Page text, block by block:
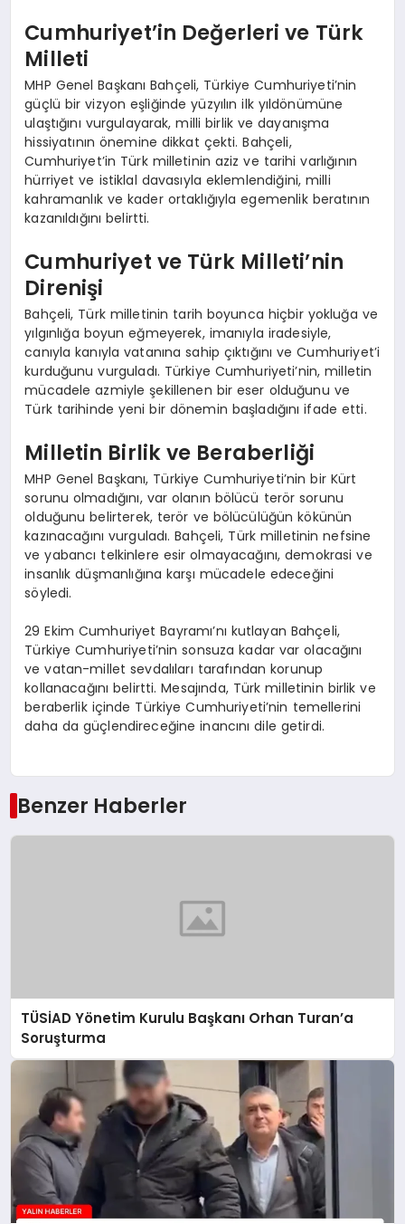
Cumhuriyet’in Değerleri ve Türk
Milleti
MHP Genel Başkanı Bahçeli, Türkiye Cumhuriyeti’nin
güçlü bir vizyon eşliğinde yüzyılın ilk yıldönümüne
ulaştığını vurgulayarak, milli birlik ve dayanışma
hissiyatının önemine dikkat çekti. Bahçeli,
Cumhuriyet’in Türk milletinin aziz ve tarihi varlığının
hürriyet ve istiklal davasıyla eklemlendiğini, milli
kahramanlık ve kader ortaklığıyla egemenlik beratının
kazanıldığını belirtti.
Cumhuriyet ve Türk Milleti’nin
Direnişi
Bahçeli, Türk milletinin tarih boyunca hiçbir yokluğa ve
yılgınlığa boyun eğmeyerek, imanıyla iradesiyle,
canıyla kanıyla vatanına sahip çıktığını ve Cumhuriyet’i
kurduğunu vurguladı. Türkiye Cumhuriyeti’nin, milletin
mücadele azmiyle şekillenen bir eser olduğunu ve
Türk tarihinde yeni bir dönemin başladığını ifade etti.
Milletin Birlik ve Beraberliği
MHP Genel Başkanı, Türkiye Cumhuriyeti’nin bir Kürt
sorunu olmadığını, var olanın bölücü terör sorunu
olduğunu belirterek, terör ve bölücülüğün kökünün
kazınacağını vurguladı. Bahçeli, Türk milletinin nefsine
ve yabancı telkinlere esir olmayacağını, demokrasi ve
insanlık düşmanlığına karşı mücadele edeceğini
söyledi.
29 Ekim Cumhuriyet Bayramı’nı kutlayan Bahçeli,
Türkiye Cumhuriyeti’nin sonsuza kadar var olacağını
ve vatan-millet sevdalıları tarafından korunup
kollanacağını belirtti. Mesajında, Türk milletinin birlik ve
beraberlik içinde Türkiye Cumhuriyeti’nin temellerini
daha da güçlendireceğine inancını dile getirdi.
Benzer Haberler
TÜSİAD Yönetim Kurulu Başkanı Orhan Turan’a
Soruşturma